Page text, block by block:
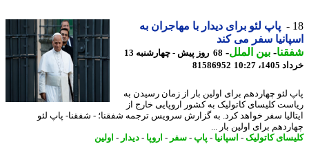
پاپ لئو برای دیدار با مهاجران به
سفر می کند
-بین الملل-
68 روز پیش - چهارشنبه 13
10:27
81586952
لئو چهاردهم برای اولین بار از زمان رسیدن به
کلیسای کاتولیک به کشور اروپایی خارج از
سفر خواهد کرد. به گزارش سرویس ترجمه شفقنا؛ - شفقنا- پاپ لئو
برای اولین بار ...
کاتولیک-اسپانیا-پاپ-سفر-اروپا - دیدار-اولین